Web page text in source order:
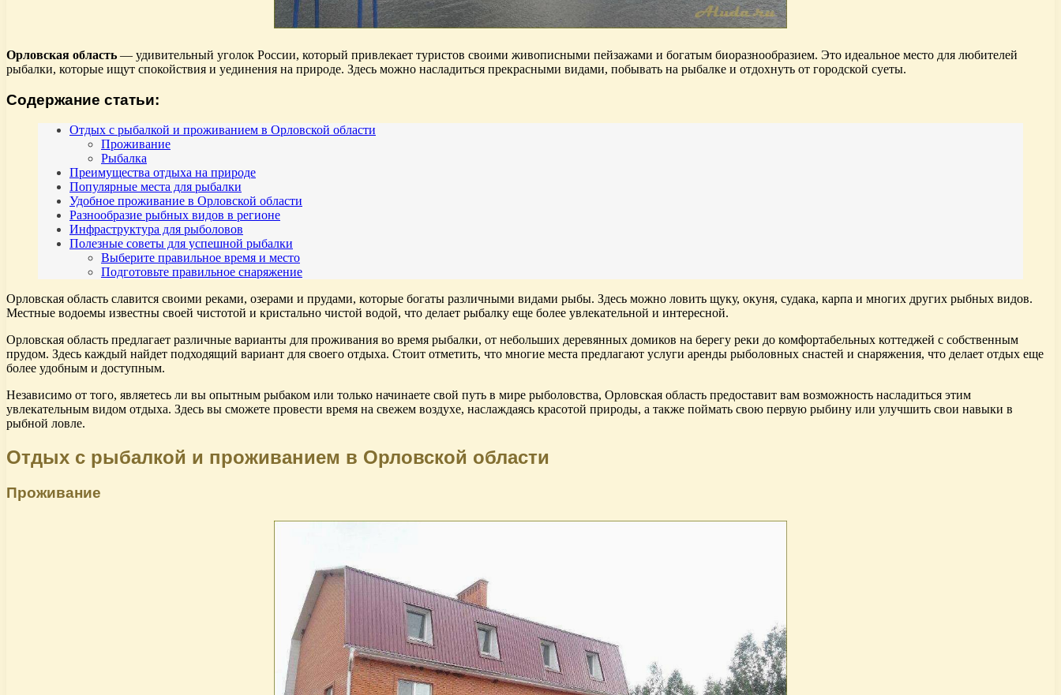
Орловская область — удивительный уголок России, который привлекает туристов своими живописными пейзажами и богатым биоразнообразием. Это идеальное место для любителей
рыбалки, которые ищут спокойствия и уединения на природе. Здесь можно насладиться прекрасными видами, побывать на рыбалке и отдохнуть от городской суеты.
Содержание статьи:
Отдых с рыбалкой и проживанием в Орловской области
Проживание
Рыбалка
Преимущества отдыха на природе
Популярные места для рыбалки
Удобное проживание в Орловской области
Разнообразие рыбных видов в регионе
Инфраструктура для рыболовов
Полезные советы для успешной рыбалки
Выберите правильное время и место
Подготовьте правильное снаряжение
Орловская область славится своими реками, озерами и прудами, которые богаты различными видами рыбы. Здесь можно ловить щуку, окуня, судака, карпа и многих других рыбных видов.
Местные водоемы известны своей чистотой и кристально чистой водой, что делает рыбалку еще более увлекательной и интересной.
Орловская область предлагает различные варианты для проживания во время рыбалки, от небольших деревянных домиков на берегу реки до комфортабельных коттеджей с собственным
прудом. Здесь каждый найдет подходящий вариант для своего отдыха. Стоит отметить, что многие места предлагают услуги аренды рыболовных снастей и снаряжения, что делает отдых еще
более удобным и доступным.
Независимо от того, являетесь ли вы опытным рыбаком или только начинаете свой путь в мире рыболовства, Орловская область предоставит вам возможность насладиться этим
увлекательным видом отдыха. Здесь вы сможете провести время на свежем воздухе, наслаждаясь красотой природы, а также поймать свою первую рыбину или улучшить свои навыки в
рыбной ловле.
Отдых с рыбалкой и проживанием в Орловской области
Проживание